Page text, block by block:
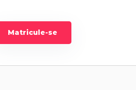
Matricule-se